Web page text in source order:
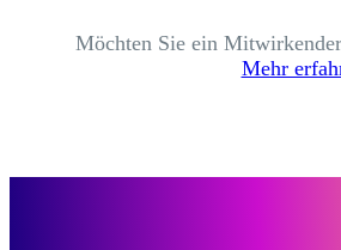
Möchten Sie ein
Mehr